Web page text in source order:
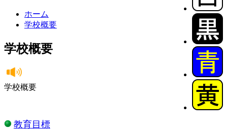
ホーム
学校概要
学校概要
学校概要
教育目標